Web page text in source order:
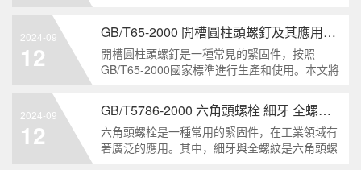
標準。本文將深度分析這種螺釘的特點、應用以
及制造要求等相關知識點，為讀者提供全面的了
解。1. 六角頭自
2024-09
12
GB/T65-2000 開槽圓柱頭螺釘及其應用領域
開槽圓柱頭螺釘是一種常見的緊固件，按照
GB/T65-2000國家標準進行生產和使用。本文將
領域，幫助讀者更好地了解和應用該種螺釘。什
么是GB/T65-2000 開槽圓柱頭螺釘？GB/T65-
200
2024-09
12
GB/T5786-2000 六角頭螺栓 細牙 全螺紋——工業重要性和特點
六角頭螺栓是一種常用的緊固件，在工業領域有
著廣泛的應用。其中，細牙與全螺紋是六角頭螺